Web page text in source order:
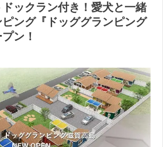
ックラン付き！愛犬と一緒
ング『ドッググランピング
ン！